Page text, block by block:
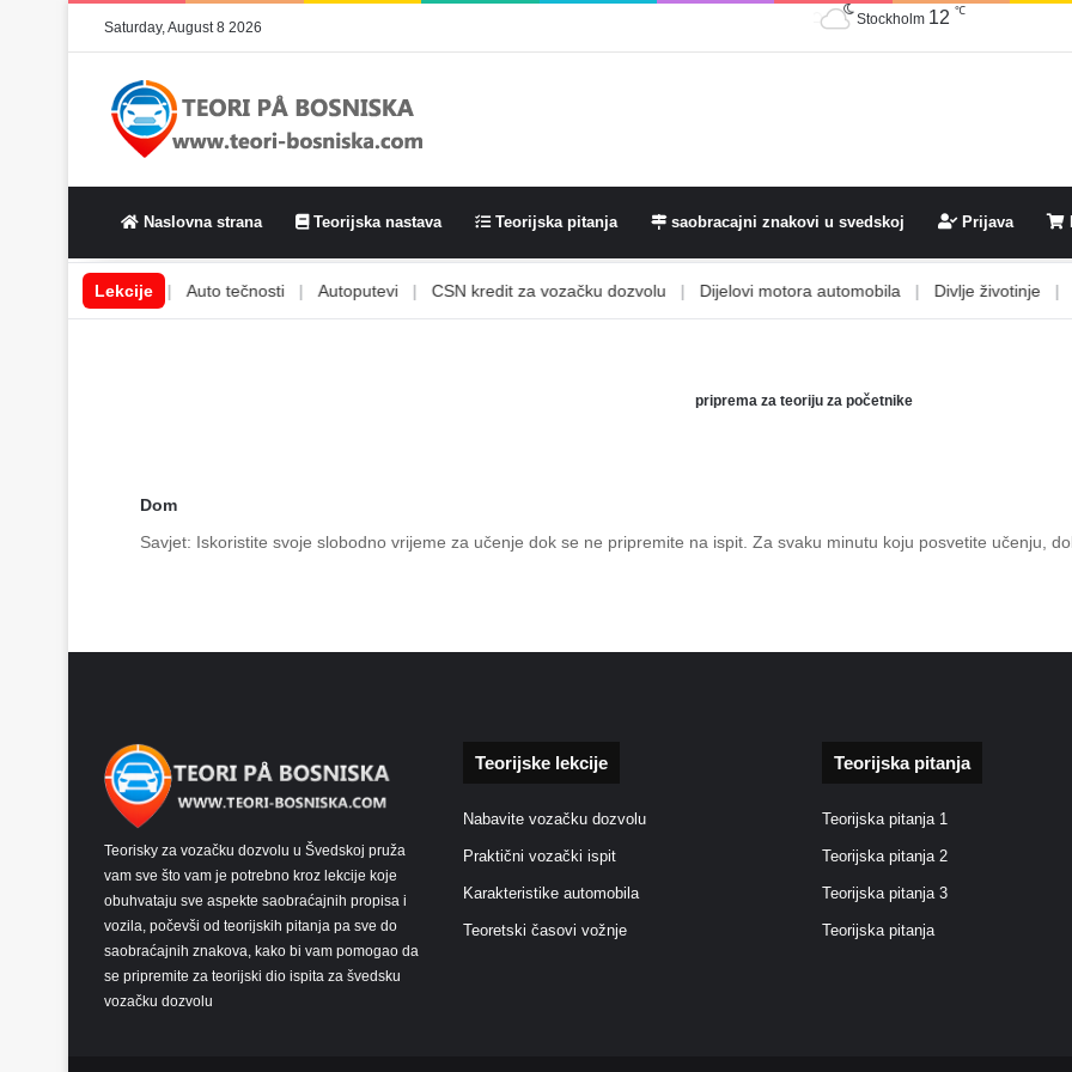
Saturday, August 8 2026 Stockholm 12 ℃
Naslovna strana Teorijska nastava Teorijska pitanja saobracajni znakovi u svedskoj Prijava
Lekcije
Auto svjetla | Auto tečnosti | Autoputevi | CSN kredit za vozačku dozvolu | Dijelovi motora automobila | Divlje životinje |
priprema za teoriju za početnike
Dom
Savjet: Iskoristite svoje slobodno vrijeme za učenje dok se ne pripremite na ispit. Za svaku minutu koju posvetite učenju,
Teorisky za vozačku dozvolu u Švedskoj pruža
vam sve što vam je potrebno kroz lekcije koje
obuhvataju sve aspekte saobraćajnih propisa i
vozila, počevši od teorijskih pitanja pa sve do
saobraćajnih znakova, kako bi vam pomogao da
se pripremite za teorijski dio ispita za švedsku
vozačku dozvolu
Teorijske lekcije
Nabavite vozačku dozvolu
Praktični vozački ispit
Karakteristike automobila
Teoretski časovi vožnje
Teorijska pitanja
Teorijska pitanja 1
Teorijska pitanja 2
Teorijska pitanja 3
Teorijska pitanja